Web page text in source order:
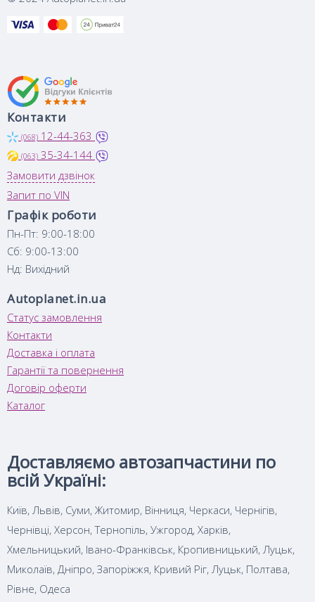
Контакти
(068) 12-44-363
(063) 35-34-144
Замовити дзвінок
Запит по VIN
Графік роботи
Пн-Пт: 9:00-18:00
Сб: 9:00-13:00
Нд: Вихідний
Autoplanet.in.ua
Статус замовлення
Контакти
Доставка і оплата
Гарантії та повернення
Договір оферти
Каталог
Доставляємо автозапчастини по
всій Україні:
Київ, Львів, Суми, Житомир, Вінниця, Черкаси, Чернігів,
Чернівці, Херсон, Тернопіль, Ужгород, Харків,
Хмельницький, Івано-Франківськ, Кропивницький, Луцьк,
Миколаїв, Дніпро, Запоріжжя, Кривий Ріг, Луцьк, Полтава,
Рівне, Одеса